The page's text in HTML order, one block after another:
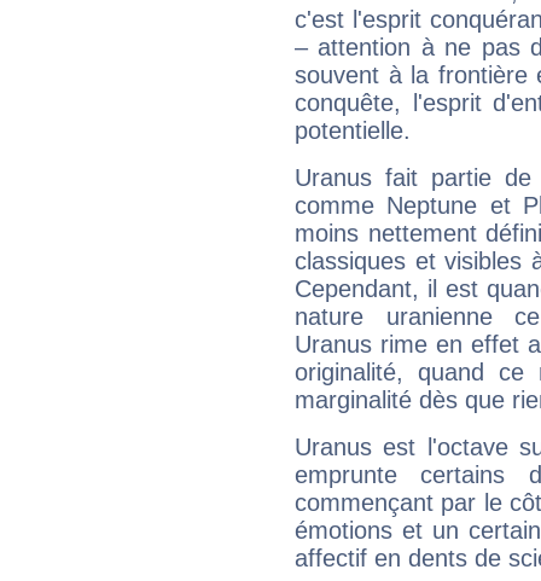
c'est l'esprit
– attention à ne pas
souvent à la frontière
conquête, l'esprit
potentielle.
Uranus fait partie
comme Neptune et
moins nettement
classiques et visibles
Cependant, il est
nature uranienne
Uranus rime en effet
originalité, quand ce
marginalité dès que
Uranus est l'octave
emprunte
commençant par le
émotions et un
affectif en dents de